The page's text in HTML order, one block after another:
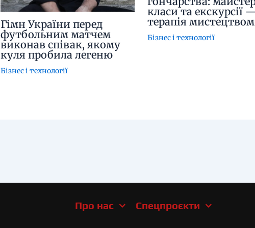
Гімн України перед
футбольним матчем
виконав співак, якому
куля пробила легеню
Бізнес і технології
класи та екскурсії
терапія мистецтвом
Бізнес і технології
Про нас Спецпроєкти